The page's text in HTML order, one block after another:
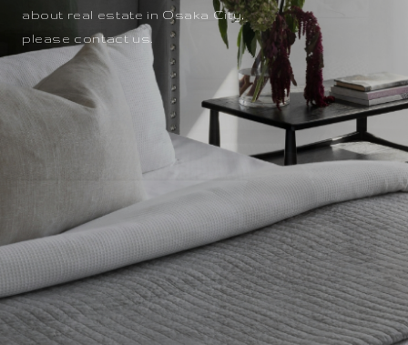
about real estate in Osaka City,
please contact us.